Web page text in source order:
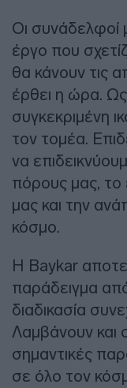
Οι συνάδελφοί
έργο που
θα κάνουν τις
έρθει η ώρα. Ως
συγκεκριμένη
τον τομέα.
να
πόρους μας, το
μας και την
κόσμο.
Η Baykar
παράδειγμα
διαδικασία
Λαμβάνουν και
σημαντικές
σε όλο τον